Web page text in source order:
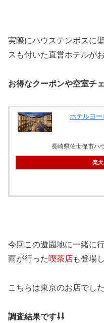
実際にハウステンボスに
スも付いた直営ホテルが
お得なクーポンや空室チ
ホテルヨー
長崎県佐世保市ハ
楽
今回この遊園地に一緒に
雨が行った喫茶店も登場
こちらは東京のお店でし
調査結果です⇩⇩